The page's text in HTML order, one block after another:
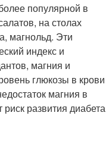
популярной в
на столах
магнольд. Эти
индекс и
магния и
глюкозы в крови
магния в
развития диабета